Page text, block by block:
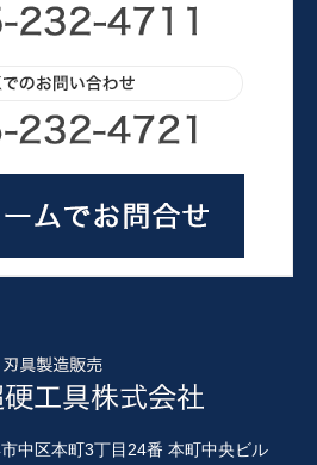
中区本町3丁目24番 本町中央ビル